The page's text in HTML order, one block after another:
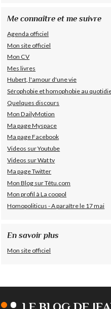
Me connaître et me suivre
Agenda officiel
Mon site officiel
Mon CV
Mes livres
Hubert, l'amour d'une vie
Sérophobie et homophobie au
Quelques discours
Mon DailyMotion
Ma page Myspace
Ma page Facebook
Videos sur Youtube
Videos sur Wat tv
Ma page Twitter
Mon Blog sur Têtu.com
Mon profil à La coopol
Homopoliticus - A paraître le 17 mai
En savoir plus
Mon site officiel